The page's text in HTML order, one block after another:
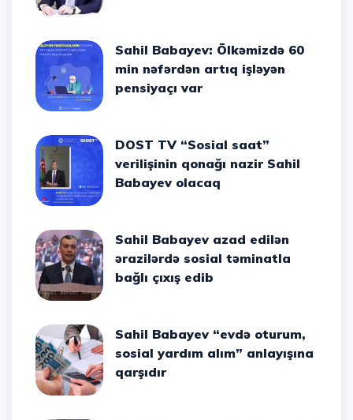
Sahil Babayev: Ölkəmizdə 60
min nəfərdən artıq işləyən
pensiyaçı var
DOST TV “Sosial saat”
verilişinin qonağı nazir Sahil
Babayev olacaq
Sahil Babayev azad edilən
ərazilərdə sosial təminatla
bağlı çıxış edib
Sahil Babayev “evdə oturum,
sosial yardım alım” anlayışına
qarşıdır